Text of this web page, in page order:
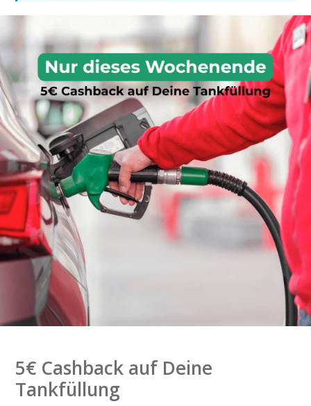
5€ Cashback auf Deine
Tankfüllung